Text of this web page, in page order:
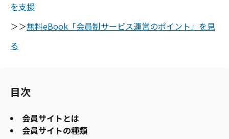
を支援
＞＞無料eBook「会員制サービス運営のポイント」を見
る
目次
会員サイトとは
会員サイトの種類